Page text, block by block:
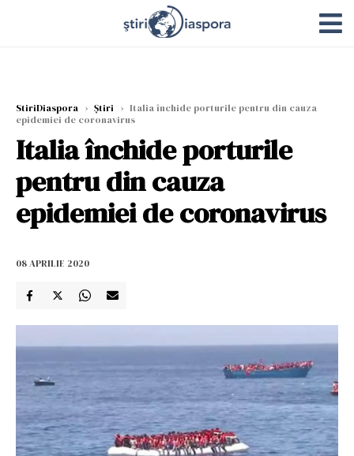
StiriDiaspora › Știri › Italia închide porturile pentru din cauza
epidemiei de coronavirus
Italia închide porturile
pentru din cauza
epidemiei de coronavirus
08 APRILIE 2020